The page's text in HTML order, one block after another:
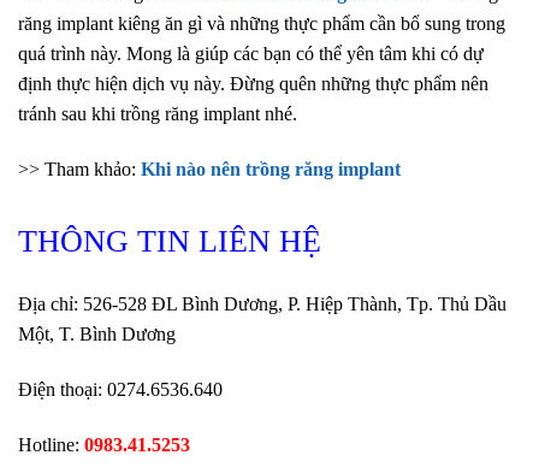
răng implant kiêng ăn gì và những thực phẩm cần bổ sung trong
quá trình này. Mong là giúp các bạn có thể yên tâm khi có dự
định thực hiện dịch vụ này. Đừng quên những thực phẩm nên
tránh sau khi trồng răng implant nhé.
>> Tham khảo: Khi nào nên trồng răng implant
THÔNG TIN LIÊN HỆ
Địa chỉ: 526-528 ĐL Bình Dương, P. Hiệp Thành, Tp. Thủ Dầu
Một, T. Bình Dương
Điện thoại: 0274.6536.640
Hotline: 0983.41.5253